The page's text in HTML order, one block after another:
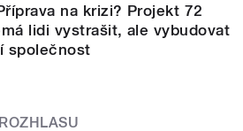
na krizi? Projekt 72
lidi vystrašit, ale vybudovat
společnost